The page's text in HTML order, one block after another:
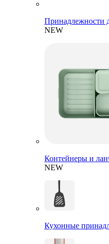
Принадлежности
NEW
Контейнеры и
NEW
Кухонные